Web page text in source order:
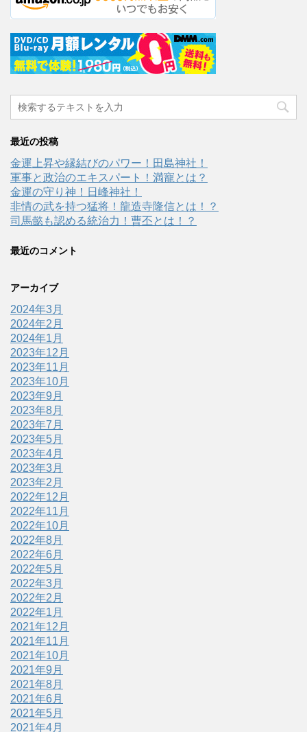
最近の投稿
金運上昇や縁結びのパワー！田島神社！
軍事と政治のエキスパート！満寵とは？
金運の守り神！日峰神社！
非情の武を持つ猛将！龍造寺隆信とは！？
司馬懿も認める統治力！曹丕とは！？
最近のコメント
アーカイブ
2024年3月
2024年2月
2024年1月
2023年12月
2023年11月
2023年10月
2023年9月
2023年8月
2023年7月
2023年5月
2023年4月
2023年3月
2023年2月
2022年12月
2022年11月
2022年10月
2022年8月
2022年6月
2022年5月
2022年3月
2022年2月
2022年1月
2021年12月
2021年11月
2021年10月
2021年9月
2021年8月
2021年6月
2021年5月
2021年4月